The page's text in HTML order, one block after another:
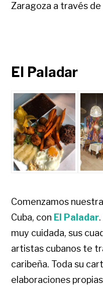
Zaragoza a través
El Paladar
Comenzamos
Cuba, con El Paladar
muy cuidada, sus
artistas cubanos te
caribeña. Toda su
elaboraciones